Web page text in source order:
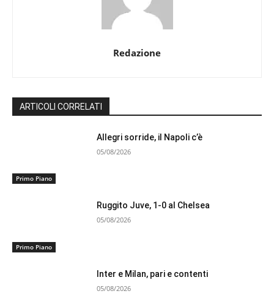
Redazione
ARTICOLI CORRELATI
Primo Piano
Allegri sorride, il Napoli c’è
05/08/2026
Primo Piano
Ruggito Juve, 1-0 al Chelsea
05/08/2026
Inter e Milan, pari e contenti
05/08/2026